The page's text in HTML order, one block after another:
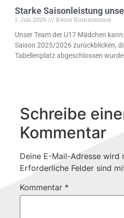
Starke Saisonleistung
1. Juli 2026
Keine Kommentare
Unser Team der U17 Mädchen
Saison 2025/2026 zurückblicken,
Tabellenplatz abgeschlossen
Schreibe
Kommentar
Deine E-Mail-Adresse
Erforderliche Felder sind
Kommentar *